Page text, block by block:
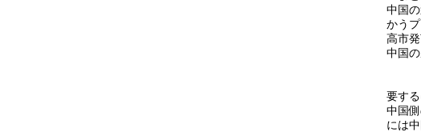
中国
かう
高市発
中国
要す
中国
には